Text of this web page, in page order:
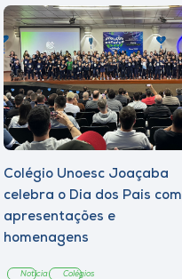
Colégio Unoesc Joaçaba
celebra o Dia dos Pais com
apresentações e
homenagens
Notícia Colégios